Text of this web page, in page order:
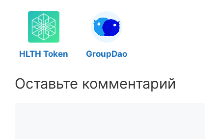
HLTH Token GroupDao
Оставьте комментарий